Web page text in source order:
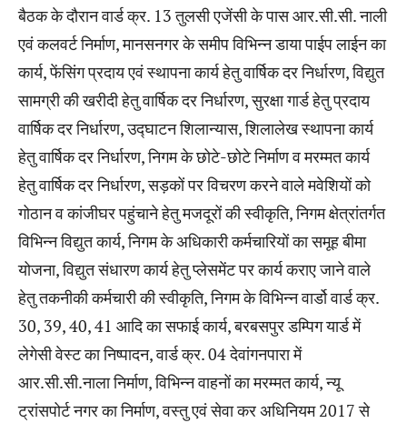
बैठक के दौरान वार्ड क्र. 13 तुलसी एजेंसी के पास आर.सी.सी. नाली
एवं कलवर्ट निर्माण, मानसनगर के समीप विभिन्न डाया पाईप लाईन का
कार्य, फेंसिंग प्रदाय एवं स्थापना कार्य हेतु वार्षिक दर निर्धारण, विद्युत
सामग्री की खरीदी हेतु वार्षिक दर निर्धारण, सुरक्षा गार्ड हेतु प्रदाय
वार्षिक दर निर्धारण, उद्घाटन शिलान्यास, शिलालेख स्थापना कार्य
हेतु वार्षिक दर निर्धारण, निगम के छोटे-छोटे निर्माण व मरम्मत कार्य
हेतु वार्षिक दर निर्धारण, सड़कों पर विचरण करने वाले मवेशियों को
गोठान व कांजीघर पहुंचाने हेतु मजदूरों की स्वीकृति, निगम क्षेत्रांतर्गत
विभिन्न विद्युत कार्य, निगम के अधिकारी कर्मचारियों का समूह बीमा
योजना, विद्युत संधारण कार्य हेतु प्लेसमेंट पर कार्य कराए जाने वाले
हेतु तकनीकी कर्मचारी की स्वीकृति, निगम के विभिन्न वार्डो वार्ड क्र.
30, 39, 40, 41 आदि का सफाई कार्य, बरबसपुर डम्पिग यार्ड में
लेगेसी वेस्ट का निष्पादन, वार्ड क्र. 04 देवांगनपारा में
आर.सी.सी.नाला निर्माण, विभिन्न वाहनों का मरम्मत कार्य, न्यू
ट्रांसपोर्ट नगर का निर्माण, वस्तु एवं सेवा कर अधिनियम 2017 से